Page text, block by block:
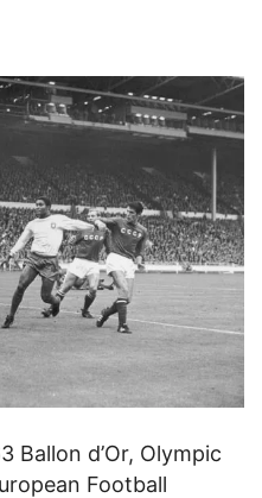
Ballon d’Or, Olympic
Football